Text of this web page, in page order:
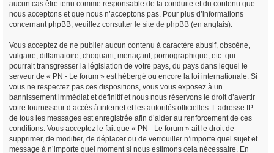
aucun cas être tenu comme responsable de la conduite et du contenu que
nous acceptons et que nous n’acceptons pas. Pour plus d’informations
concernant phpBB, veuillez consulter le site de phpBB (en anglais).
Vous acceptez de ne publier aucun contenu à caractère abusif, obscène,
vulgaire, diffamatoire, choquant, menaçant, pornographique, etc. qui
pourrait transgresser la législation de votre pays, du pays dans lequel le
serveur de « PN - Le forum » est hébergé ou encore la loi internationale. Si
vous ne respectez pas ces dispositions, vous vous exposez à un
bannissement immédiat et définitif et nous nous réservons le droit d’avertir
votre fournisseur d’accès à internet et les autorités officielles. L’adresse IP
de tous les messages est enregistrée afin d’aider au renforcement de ces
conditions. Vous acceptez le fait que « PN - Le forum » ait le droit de
supprimer, de modifier, de déplacer ou de verrouiller n’importe quel sujet et
message à n’importe quel moment si nous estimons cela nécessaire. En